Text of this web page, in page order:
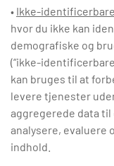
• Ikke-
hvor du ikke kan
demografiske og
(“ikke-
kan bruges til at
levere tjenester
aggregerede data
analysere, evaluere
indhold.